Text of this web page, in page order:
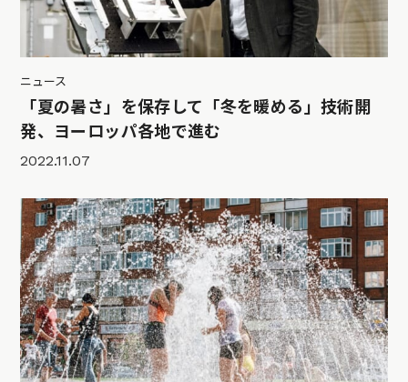
ニュース
「夏の暑さ」を保存して「冬を暖める」技術開
発、ヨーロッパ各地で進む
2022.11.07